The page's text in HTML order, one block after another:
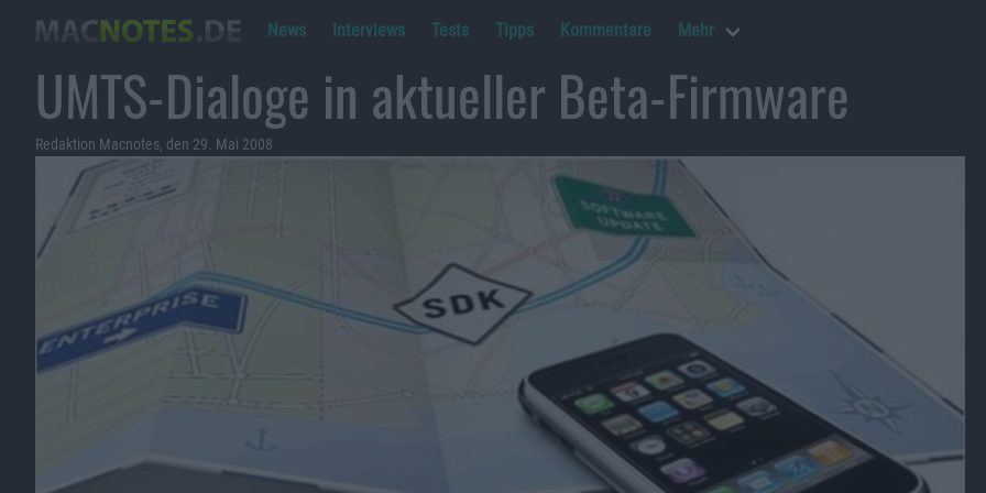
News Interviews Tests Tipps Kommentare Mehr
UMTS-Dialoge in aktueller Beta-Firmware
Redaktion Macnotes, den 29. Mai 2008